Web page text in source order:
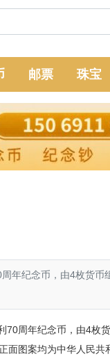
邮票 珠宝
年纪念币，由4枚货币
70周年纪念币，由4枚
面图案均为中华人民共